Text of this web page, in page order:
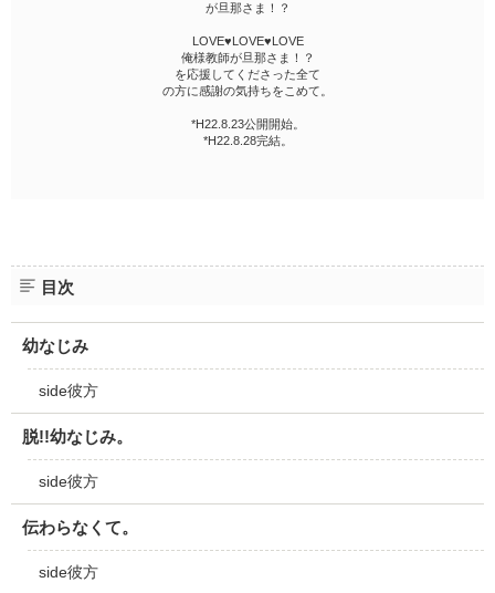
が旦那さま！？
LOVE♥LOVE♥LOVE
俺様教師が旦那さま！？
を応援してくださった全て
の方に感謝の気持ちをこめて。
*H22.8.23公開開始。
*H22.8.28完結。
目次
幼なじみ
side彼方
脱!!幼なじみ。
side彼方
伝わらなくて。
side彼方